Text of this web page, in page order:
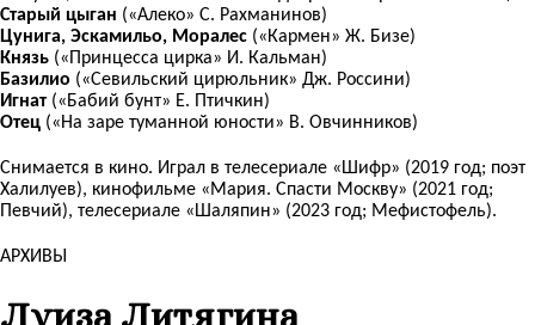
Старый цыган («Алеко» С. Рахманинов)
Цунига, Эскамильо, Моралес («Кармен» Ж. Бизе)
Князь («Принцесса цирка» И. Кальман)
Базилио («Севильский цирюльник» Дж. Россини)
Игнат(«Бабий бунт» Е. Птичкин)
Отец («На заре туманной юности» В. Овчинников)
Снимается в кино. Играл в телесериале «Шифр» (2019 год; поэт
Халилуев), кинофильме «Мария. Спасти Москву» (2021 год;
Певчий), телесериале «Шаляпин» (2023 год; Мефистофель).
АРХИВЫ
Луиза Литягина